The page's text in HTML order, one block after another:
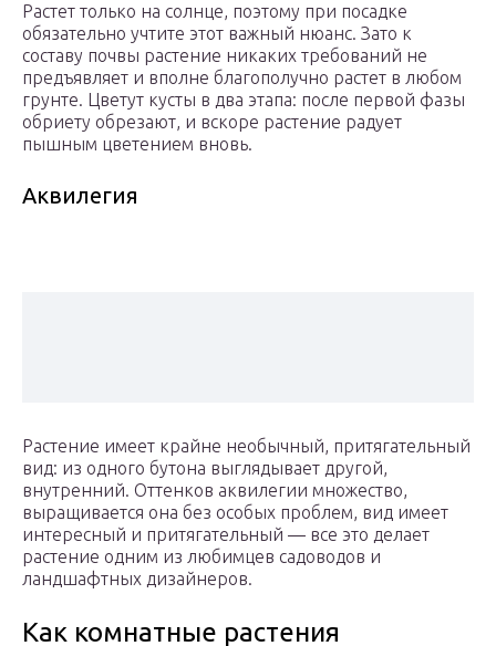
Растет только на солнце, поэтому при посадке
обязательно учтите этот важный нюанс. Зато к
составу почвы растение никаких требований не
предъявляет и вполне благополучно растет в любом
грунте. Цветут кусты в два этапа: после первой фазы
обриету обрезают, и вскоре растение радует
пышным цветением вновь.
Аквилегия
Растение имеет крайне необычный, притягательный
вид: из одного бутона выглядывает другой,
внутренний. Оттенков аквилегии множество,
выращивается она без особых проблем, вид имеет
интересный и притягательный — все это делает
растение одним из любимцев садоводов и
ландшафтных дизайнеров.
Как комнатные растения